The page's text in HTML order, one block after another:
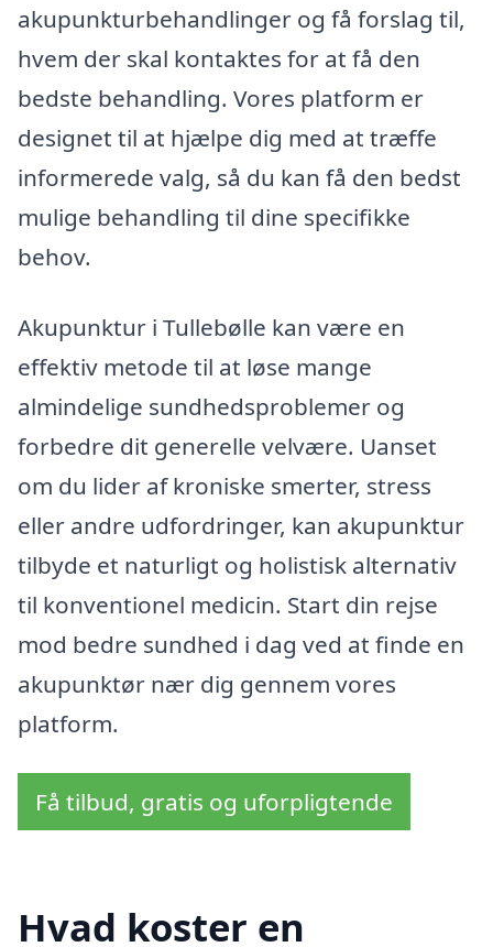
akupunkturbehandlinger og få forslag til,
hvem der skal kontaktes for at få den
bedste behandling. Vores platform er
designet til at hjælpe dig med at træffe
informerede valg, så du kan få den bedst
mulige behandling til dine specifikke
behov.
Akupunktur i Tullebølle kan være en
effektiv metode til at løse mange
almindelige sundhedsproblemer og
forbedre dit generelle velvære. Uanset
om du lider af kroniske smerter, stress
eller andre udfordringer, kan akupunktur
tilbyde et naturligt og holistisk alternativ
til konventionel medicin. Start din rejse
mod bedre sundhed i dag ved at finde en
akupunktør nær dig gennem vores
platform.
Få tilbud, gratis og uforpligtende
Hvad koster en